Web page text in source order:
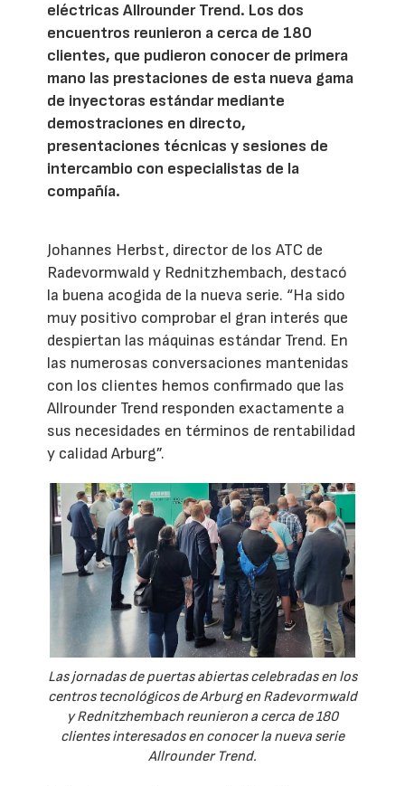
eléctricas Allrounder Trend. Los dos
encuentros reunieron a cerca de 180
clientes, que pudieron conocer de primera
mano las prestaciones de esta nueva gama
de inyectoras estándar mediante
demostraciones en directo,
presentaciones técnicas y sesiones de
intercambio con especialistas de la
compañía.
Johannes Herbst, director de los ATC de
Radevormwald y Rednitzhembach, destacó
la buena acogida de la nueva serie. “Ha sido
muy positivo comprobar el gran interés que
despiertan las máquinas estándar Trend. En
las numerosas conversaciones mantenidas
con los clientes hemos confirmado que las
Allrounder Trend responden exactamente a
sus necesidades en términos de rentabilidad
y calidad Arburg”.
Las jornadas de puertas abiertas celebradas en los
centros tecnológicos de Arburg en Radevormwald
y Rednitzhembach reunieron a cerca de 180
clientes interesados en conocer la nueva serie
Allrounder Trend.